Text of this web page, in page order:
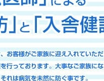
Family Fes 開催！！】長野県
ンラブグループ
さま！！お世話になっております!ワ
ましょう！！ワンラブでもHOTなイベ
プ ワンラブ アリオ上田店にて、ペット
込めて、ペット用品などわんだふるプ
厳選されたかわいい子犬子猫が大集合！
～ 気になった子はぜひ抱っこしてあ
ブで間違いなくお迎えしやすく、大チ